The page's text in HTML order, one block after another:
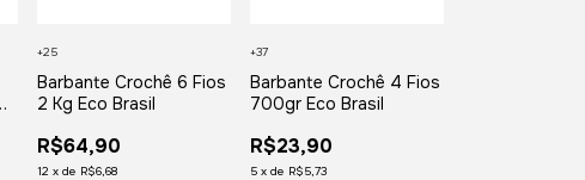
Barbante Crochê 6 Fios
2 Kg Eco Brasil
R$64,90
12 xde R$6,68
+25
Barbante Crochê 4 Fios
700gr Eco Brasil
R$23,90
5 xde R$5,73
+37